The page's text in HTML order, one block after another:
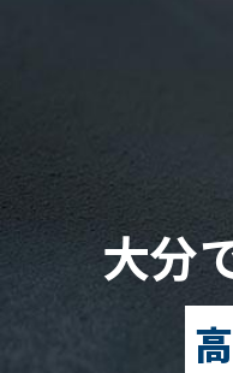
大分